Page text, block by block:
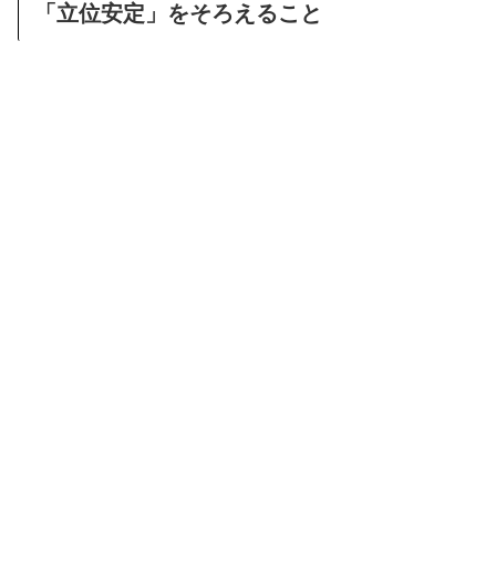
「立位安定」をそろえること